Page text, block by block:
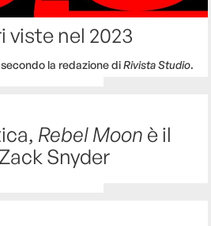
viste nel 2023
la redazione diRivista Studio.
Rebel Moon è il
Snyder